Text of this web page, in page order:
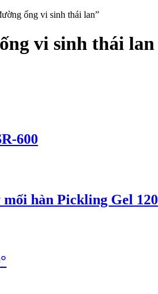
ống vi sinh thái lan”
vi sinh thái lan
600
hàn Pickling Gel 120